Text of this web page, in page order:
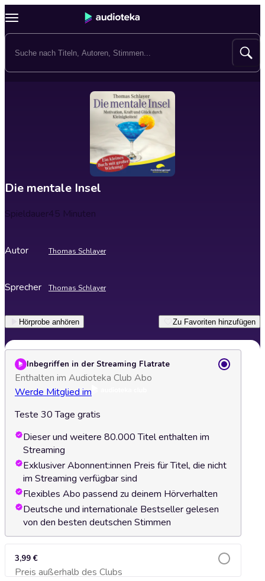
Die mentale Insel
Spieldauer45 Minuten
Autor Thomas Schlayer
Sprecher Thomas Schlayer
Hörprobe anhören Zu Favoriten hinzufügen
Inbegriffen in der Streaming Flatrate
Enthalten im Audioteka Club Abo
Werde Mitglied im
Teste 30 Tage gratis
Dieser und weitere 80.000 Titel enthalten im
Streaming
Exklusiver Abonnent:innen Preis für Titel, die nicht
im Streaming verfügbar sind
Flexibles Abo passend zu deinem Hörverhalten
Deutsche und internationale Bestseller gelesen
von den besten deutschen Stimmen
3,99 €
Preis außerhalb des ClubsZum Warenkorb hinzufügen